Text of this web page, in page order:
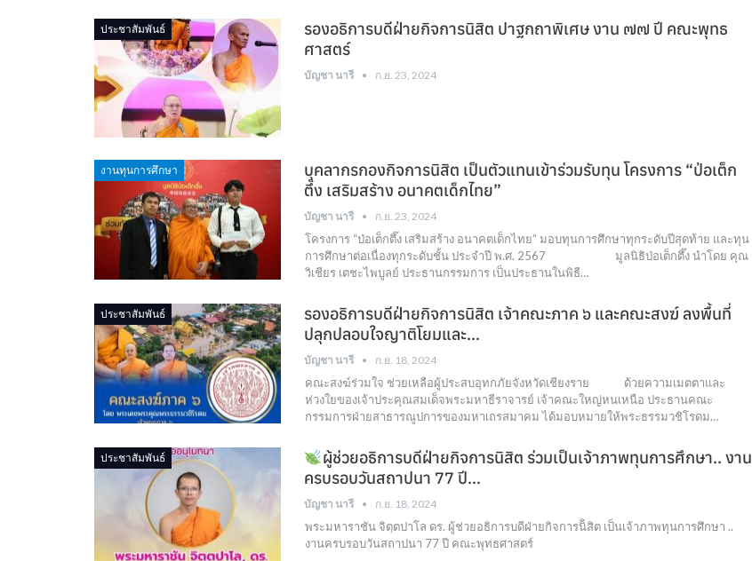
ประชาสัมพันธ์
รองอธิการบดีฝ่ายกิจการนิสิต ปาฐกถาพิเศษ งาน ๗๗ ปี คณะพุทธ
ศาสตร์
บัญชา นารี ก.ย. 23, 2024
งานทุนการศึกษา
บุคลากรกองกิจการนิสิต เป็นตัวแทนเข้าร่วมรับทุน โครงการ “ป่อเต็ก
ตึ๊ง เสริมสร้าง อนาคตเด็กไทย”
บัญชา นารี ก.ย. 23, 2024
โครงการ “ป่อเต็กตึ๊ง เสริมสร้าง อนาคตเด็กไทย” มอบทุนการศึกษาทุกระดับปีสุดท้าย และทุน
การศึกษาต่อเนื่องทุกระดับชั้น ประจำปี พ.ศ. 2567 มูลนิธิป่อเต็กตึ๊ง นำโดย คุณ
วิเชียร เตชะไพบูลย์ ประธานกรรมการ เป็นประธานในพิธี…
ประชาสัมพันธ์
รองอธิการบดีฝ่ายกิจการนิสิต เจ้าคณะภาค ๖ และคณะสงฆ์ ลงพื้นที่
ปลุกปลอบใจญาติโยมและ…
บัญชา นารี ก.ย. 18, 2024
คณะสงฆ์ร่วมใจ ช่วยเหลือผู้ประสบอุทกภัยจังหวัดเชียงราย ด้วยความเมตตาและ
ห่วงใยของเจ้าประคุณสมเด็จพระมหาธีราจารย์ เจ้าคณะใหญ่หนเหนือ ประธานคณะ
กรรมการฝ่ายสาธารณูปการของมหาเถรสมาคม ได้มอบหมายให้พระธรรมวชิโรดม…
ประชาสัมพันธ์
ผู้ช่วยอธิการบดีฝ่ายกิจการนิสิต ร่วมเป็นเจ้าภาพทุนการศึกษา.. งาน
ครบรอบวันสถาปนา 77 ปี…
บัญชา นารี ก.ย. 18, 2024
พระมหาราชัน จิตฺตปาโล ดร. ผู้ช่วยอธิการบดีฝ่ายกิจการนิิสิต เป็นเจ้าภาพทุนการศึกษา ..
งานครบรอบวันสถาปนา 77 ปี คณะพุทธศาสตร์